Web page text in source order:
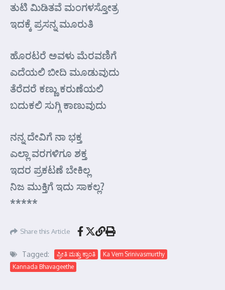
ತುಟಿ ಮಿಡಿತವೆ ಮಂಗಳಸ್ತೋತ್ರ
ಇದಕ್ಕೆ ಪ್ರಸನ್ನ ಮೂರುತಿ
ಹೊರಟರೆ ಅವಳು ಮೆರವಣಿಗೆ
ಎದೆಯಲಿ ಬೀದಿ ಮೂಡುವುದು
ತೆರೆದರೆ ಕಣ್ಣು ಕರುಣೆಯಲಿ
ಬದುಕಲಿ ಸುಗ್ಗಿ ಕಾಣುವುದು
ನನ್ನ ದೇವಿಗೆ ನಾ ಭಕ್ತ
ಎಲ್ಲಾ ವರಗಳಿಗೂ ಶಕ್ತ
ಇದರ ಪ್ರಕಟಣೆ ಬೇಕಿಲ್ಲ
ನಿಜ ಮುಕ್ತಿಗೆ ಇದು ಸಾಕಲ್ಲ?
*****
Share this Article
Tagged: ಪ್ರೀತಿ ಮತ್ತು ಕ್ರಾಂತಿ
Ka Vem Srinivasmurthy
Kannada Bhavageethe